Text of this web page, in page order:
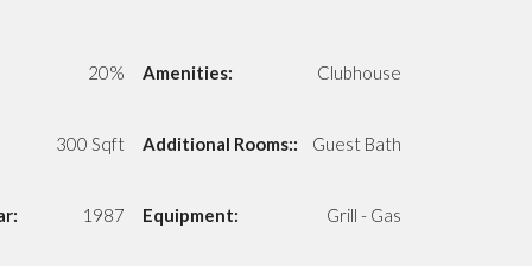
20%
300 Sqft
1987
Amenities: Clubhouse
Additional Rooms:: Guest Bath
Equipment: Grill - Gas